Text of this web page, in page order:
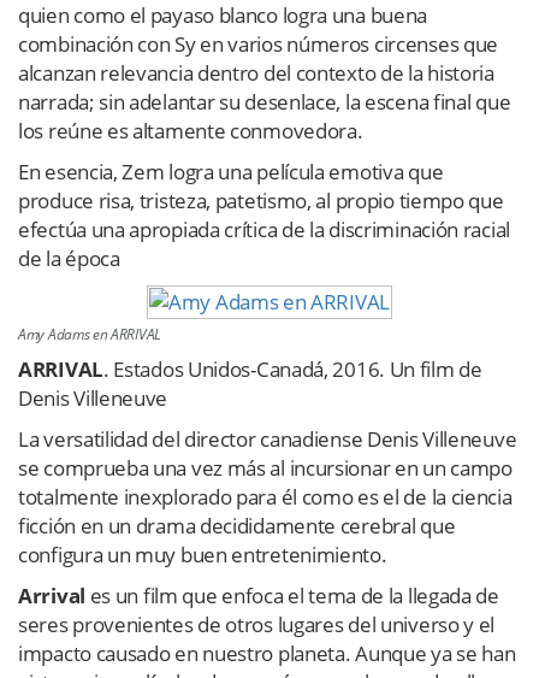
quien como el payaso blanco logra una buena
combinación con Sy en varios números circenses que
alcanzan relevancia dentro del contexto de la historia
narrada; sin adelantar su desenlace, la escena final que
los reúne es altamente conmovedora.
En esencia, Zem logra una película emotiva que
produce risa, tristeza, patetismo, al propio tiempo que
efectúa una apropiada crítica de la discriminación racial
de la época
Amy Adams en ARRIVAL
ARRIVAL. Estados Unidos-Canadá, 2016. Un film de
Denis Villeneuve
La versatilidad del director canadiense Denis Villeneuve
se comprueba una vez más al incursionar en un campo
totalmente inexplorado para él como es el de la ciencia
ficción en un drama decididamente cerebral que
configura un muy buen entretenimiento.
Arrival es un film que enfoca el tema de la llegada de
seres provenientes de otros lugares del universo y el
impacto causado en nuestro planeta. Aunque ya se han